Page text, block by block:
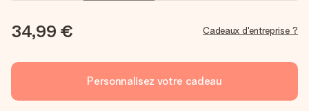
34,99 € Cadeaux d'entreprise ?
Personnalisez votre cadeau